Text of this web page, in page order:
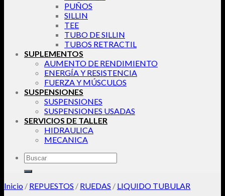
PUÑOS
SILLIN
TEE
TUBO DE SILLIN
TUBOS RETRACTIL
SUPLEMENTOS
AUMENTO DE RENDIMIENTO
ENERGÍA Y RESISTENCIA
FUERZA Y MÚSCULOS
SUSPENSIONES
SUSPENSIONES
SUSPENSIONES USADAS
SERVICIOS DE TALLER
HIDRAULICA
MECANICA
Buscar
por:
Inicio / REPUESTOS / RUEDAS / LIQUIDO TUBULAR